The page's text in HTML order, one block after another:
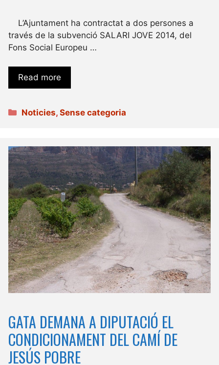
L’Ajuntament ha contractat a dos persones a
través de la subvenció SALARI JOVE 2014, del
Fons Social Europeu …
Read more
Categories
Noticies,Sense categoria
GATA DEMANA A DIPUTACIÓ EL
CONDICIONAMENT DEL CAMÍ DE
JESÚS POBRE